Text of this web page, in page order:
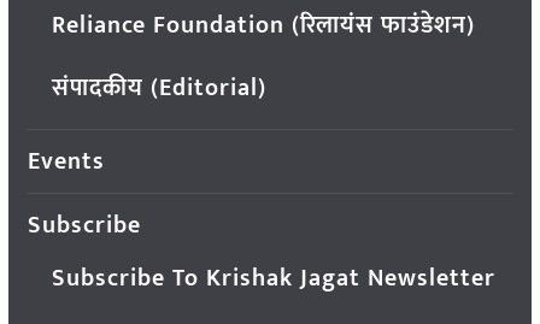
Reliance Foundation (रिलायंस फाउंडेशन)
संपादकीय (Editorial)
Events
Subscribe
Subscribe To Krishak Jagat Newsletter